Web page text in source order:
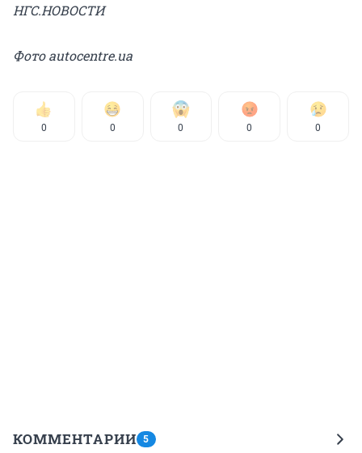
НГС.НОВОСТИ
Фото autocentre.ua
0 0 0 0 0
КОММЕНТАРИИ 5